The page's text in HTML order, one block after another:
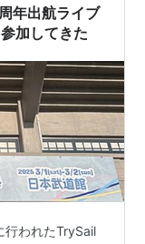
年出航ライブ
加してきた
われたTrySail